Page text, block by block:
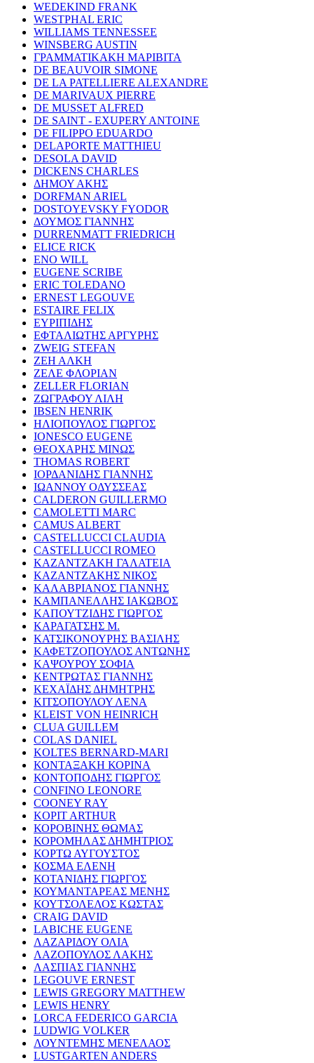
WEDEKIND FRANK
WESTPHAL ERIC
WILLIAMS TENNESSEE
WINSBERG AUSTIN
ΓΡΑΜΜΑΤΙΚΑΚΗ ΜΑΡΙΒΙΤΑ
DE BEAUVOIR SIMONE
DE LA PATELLIERE ALEXANDRE
DE MARIVAUX PIERRE
DE MUSSET ALFRED
DE SAINT - EXUPERY ANTOINE
DE FILIPPO EDUARDO
DELAPORTE MATTHIEU
DESOLA DAVID
DICKENS CHARLES
ΔΗΜΟΥ ΑΚΗΣ
DORFMAN ARIEL
DOSTOYEVSKY FYODOR
ΔΟΥΜΟΣ ΓΙΑΝΝΗΣ
DURRENMATT FRIEDRICH
ELICE RICK
ENO WILL
EUGENE SCRIBE
ERIC TOLEDANO
ERNEST LEGOUVE
ESTAIRE FELIX
ΕΥΡΙΠΙΔΗΣ
ΕΦΤΑΛΙΩΤΗΣ ΑΡΓΥΡΗΣ
ZWEIG STEFAN
ΖΕΗ ΑΛΚΗ
ΖΕΛΕ ΦΛΟΡΙΑΝ
ZELLER FLORIAN
ΖΩΓΡΑΦΟΥ ΛΙΛΗ
IBSEN HENRIK
ΗΛΙΟΠΟΥΛΟΣ ΓΙΩΡΓΟΣ
IONESCO EUGENE
ΘΕΟΧΑΡΗΣ ΜΙΝΩΣ
THOMAS ROBERT
ΙΟΡΔΑΝΙΔΗΣ ΓΙΑΝΝΗΣ
ΙΩΑΝΝΟΥ ΟΔΥΣΣΕΑΣ
CALDERON GUILLERMO
CAMOLETTI MARC
CAMUS ALBERT
CASTELLUCCI CLAUDIA
CASTELLUCCI ROMEO
ΚΑΖΑΝΤΖΑΚΗ ΓΑΛΑΤΕΙΑ
ΚΑΖΑΝΤΖΑΚΗΣ ΝΙΚΟΣ
ΚΑΛΑΒΡΙΑΝΟΣ ΓΙΑΝΝΗΣ
ΚΑΜΠΑΝΕΛΛΗΣ ΙΑΚΩΒΟΣ
ΚΑΠΟΥΤΖΙΔΗΣ ΓΙΩΡΓΟΣ
ΚΑΡΑΓΑΤΣΗΣ Μ.
ΚΑΤΣΙΚΟΝΟΥΡΗΣ ΒΑΣΙΛΗΣ
ΚΑΦΕΤΖΟΠΟΥΛΟΣ ΑΝΤΩΝΗΣ
ΚΑΨΟΥΡΟΥ ΣΟΦΙΑ
ΚΕΝΤΡΩΤΑΣ ΓΙΑΝΝΗΣ
ΚΕΧΑΪΔΗΣ ΔΗΜΗΤΡΗΣ
ΚΙΤΣΟΠΟΥΛΟΥ ΛΕΝΑ
KLEIST VON HEINRICH
CLUA GUILLEM
COLAS DANIEL
KOLTES BERNARD-MARI
ΚΟΝΤΑΞΑΚΗ ΚΟΡΙΝΑ
ΚΟΝΤΟΠΟΔΗΣ ΓΙΩΡΓΟΣ
CONFINO LEONORE
COONEY RAY
KOPIT ARTHUR
ΚΟΡΟΒΙΝΗΣ ΘΩΜΑΣ
ΚΟΡΟΜΗΛΑΣ ΔΗΜΗΤΡΙΟΣ
ΚΟΡΤΩ ΑΥΓΟΥΣΤΟΣ
ΚΟΣΜΑ ΕΛΕΝΗ
ΚΟΤΑΝΙΔΗΣ ΓΙΩΡΓΟΣ
ΚΟΥΜΑΝΤΑΡΕΑΣ ΜΕΝΗΣ
ΚΟΥΤΣΟΛΕΛΟΣ ΚΩΣΤΑΣ
CRAIG DAVID
LABICHE EUGENE
ΛΑΖΑΡΙΔΟΥ ΟΛΙΑ
ΛΑΖΟΠΟΥΛΟΣ ΛΑΚΗΣ
ΛΑΣΠΙΑΣ ΓΙΑΝΝΗΣ
LEGOUVE ERNEST
LEWIS GREGORY MATTHEW
LEWIS HENRY
LORCA FEDERICO GARCIA
LUDWIG VOLKER
ΛΟΥΝΤΕΜΗΣ ΜΕΝΕΛΑΟΣ
LUSTGARTEN ANDERS